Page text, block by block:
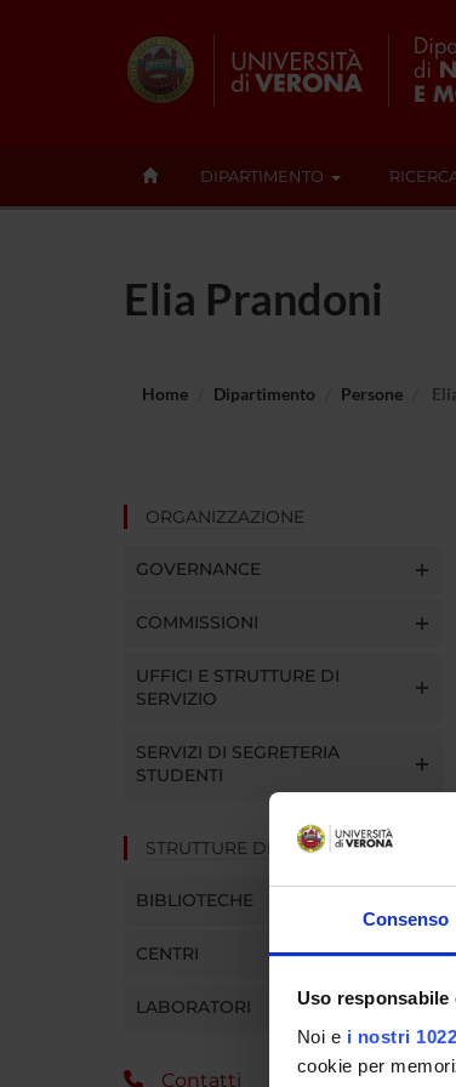
Consenso
Uso responsabile
Noi e i nostri
cookie per
DIPARTIMENTO
Elia Prandoni
Home Dipartimento Persone
ORGANIZZAZIONE
GOVERNANCE
COMMISSIONI
UFFICI E STRUTTURE DI
SERVIZIO
SERVIZI DI SEGRETERIA
STUDENTI
STRUTTURE DEL DIPARTIMENTO
BIBLIOTECHE
CENTRI
LABORATORI
Contatti